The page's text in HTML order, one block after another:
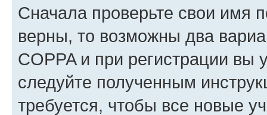
Сначала проверьте свои имя
верны, то возможны два
COPPA и при регистрации вы
следуйте полученным
требуется, чтобы все новые